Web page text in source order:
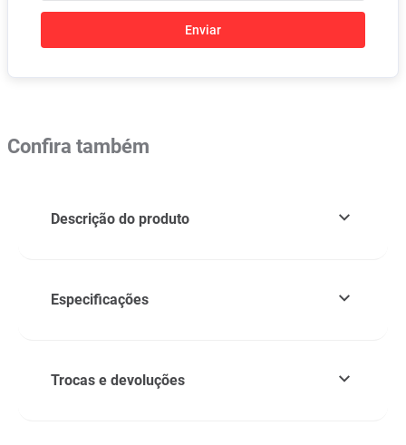
Enviar
Confira também
Descrição do produto
Especificações
Trocas e devoluções